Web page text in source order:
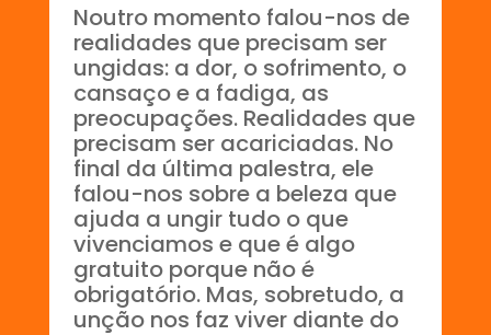
Noutro momento falou-nos de
realidades que precisam ser
ungidas: a dor, o sofrimento, o
cansaço e a fadiga, as
preocupações. Realidades que
precisam ser acariciadas. No
final da última palestra, ele
falou-nos sobre a beleza que
ajuda a ungir tudo o que
vivenciamos e que é algo
gratuito porque não é
obrigatório. Mas, sobretudo, a
unção nos faz viver diante do